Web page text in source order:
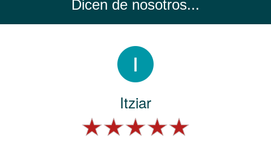
Dicen de nosotros...
Itziar